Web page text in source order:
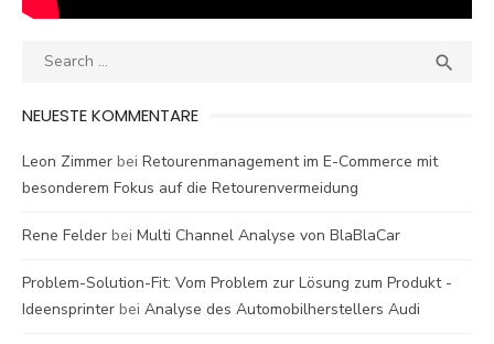
Search

NEUESTE KOMMENTARE
Leon Zimmer bei Retourenmanagement im E-Commerce mit
besonderem Fokus auf die Retourenvermeidung
Rene Felder bei Multi Channel Analyse von BlaBlaCar
Problem-Solution-Fit: Vom Problem zur Lösung zum Produkt -
Ideensprinter bei Analyse des Automobilherstellers Audi